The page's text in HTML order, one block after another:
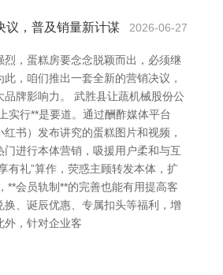
议，普及销量新计谋 2026-06-27
烈，蛋糕房要念念脱颖而出，必须继
，咱们推出一套全新的营销决议，
品牌影响力。 武胜县让蔬机械股份公
实行**是要道。通过酬酢媒体平台
红书）发布讲究的蛋糕图片和视频，
门进行本体营销，吸援用户柔和与互
有礼”算作，荧惑主顾转发本体，扩
**会员轨制**的完善也能有用提高客
换、诞辰优惠、专属扣头等福利，增
外，针对企业客